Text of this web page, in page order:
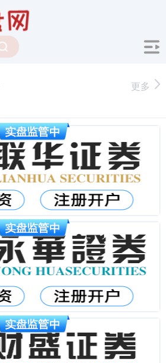
更多